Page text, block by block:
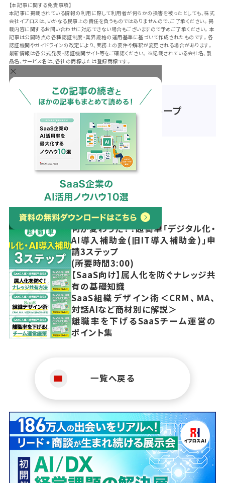
【本記事に関する免責事項】
本記事に掲載されている情報の利用に際して利用者が何らかの損害を被ったとしても、株式
会社イプロスは、いかなる民事上の責任を負うものではありませんので、ご了承ください。掲
載内容に関するお問い合わせに対応できない場合もございますので予めご了承ください。本
記事は公開時点の各種認証制度・業界規格の運用基準に基づいて作成されたものです。各
認証機関やガイドラインの改定により、実務上の要件や解釈が変更される場合があります。
最新情報は各公式発表・認証機関サイト等をご確認ください。※記載されている会社名、製
品名、サービス名は、各社の商標または登録商標です。
×
著者：株式会社イプロス 制作グループ
関連記事
何が変わった？！超簡単「デジタル化・
AI導入補助金(旧IT導入補助金)」申
請3ステップ
(所要時間3:00)
【SaaS向け】属人化を防ぐナレッジ共
有の基礎知識
SaaS組織デザイン術＜CRM、MA、
対話AIなど商材別に解説＞
離職率を下げるSaaSチーム運営の
ポイント集
一覧へ戻る